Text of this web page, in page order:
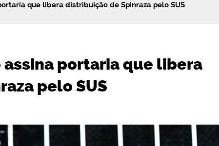
que libera distribuição de Spinraza pelo SUS
assina portaria que libera
pelo SUS